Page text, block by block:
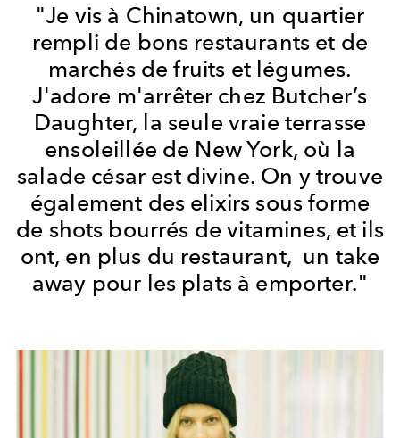
"Je vis à Chinatown, un quartier
rempli de bons restaurants et de
marchés de fruits et légumes.
J'adore m'arrêter chez Butcher’s
Daughter, la seule vraie terrasse
ensoleillée de New York, où la
salade césar est divine. On y trouve
également des elixirs sous forme
de shots bourrés de vitamines, et ils
ont, en plus du restaurant, un take
away pour les plats à emporter."